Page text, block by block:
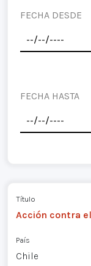
FECHA DESDE
FECHA HASTA
Título
Acción contra
País
Chile